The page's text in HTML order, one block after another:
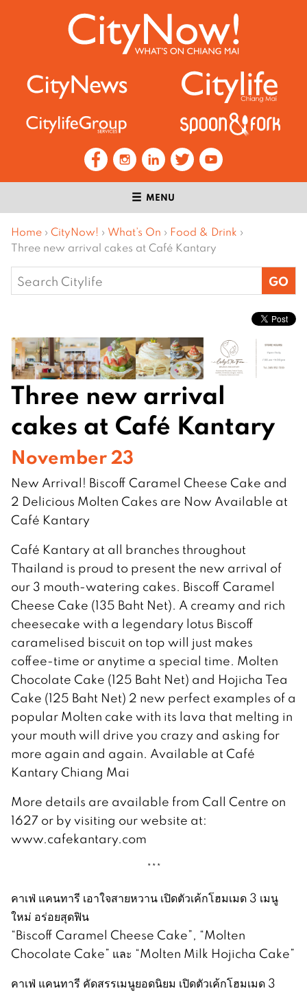
MENU
Home › CityNow! › What’s On › Food & Drink ›
Three new arrival cakes at Café Kantary
Search
for:
Three new arrival
cakes at Café Kantary
November 23
New Arrival! Biscoff Caramel Cheese Cake and
2 Delicious Molten Cakes are Now Available at
Café Kantary
Café Kantary at all branches throughout
Thailand is proud to present the new arrival of
our 3 mouth-watering cakes. Biscoff Caramel
Cheese Cake (135 Baht Net). A creamy and rich
cheesecake with a legendary lotus Biscoff
caramelised biscuit on top will just makes
coffee-time or anytime a special time. Molten
Chocolate Cake (125 Baht Net) and Hojicha Tea
Cake (125 Baht Net) 2 new perfect examples of a
popular Molten cake with its lava that melting in
your mouth will drive you crazy and asking for
more again and again. Available at Café
Kantary Chiang Mai
More details are available from Call Centre on
1627 or by visiting our website at:
www.cafekantary.com
***
คาเฟ่ แคนทารี เอาใจสายหวาน เปิดตัวเค้กโฮมเมด 3 เมนู
ใหม่ อร่อยสุดฟิน
“Biscoff Caramel Cheese Cake”, “Molten
Chocolate Cake” และ “Molten Milk Hojicha Cake”
คาเฟ่ แคนทารี คัดสรรเมนูยอดนิยม เปิดตัวเค้กโฮมเมด 3